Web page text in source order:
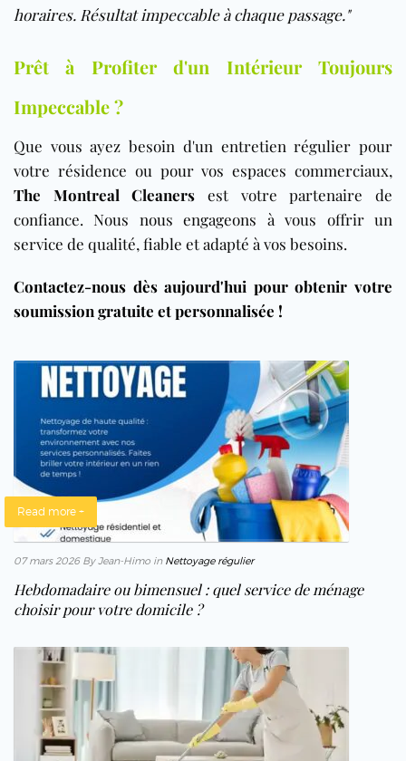
horaires. Résultat impeccable à chaque passage."
Prêt à Profiter d'un Intérieur Toujours
Impeccable ?
Que vous ayez besoin d'un entretien régulier pour
votre résidence ou pour vos espaces commerciaux,
The Montreal Cleaners est votre partenaire de
confiance. Nous nous engageons à vous offrir un
service de qualité, fiable et adapté à vos besoins.
Contactez-nous dès aujourd'hui pour obtenir votre
soumission gratuite et personnalisée !
Read more +
07 mars 2026 By Jean-Himo in Nettoyage régulier
Hebdomadaire ou bimensuel : quel service de ménage
choisir pour votre domicile ?